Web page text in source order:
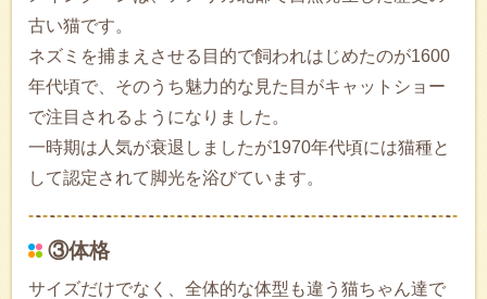
古い猫です。
ネズミを捕まえさせる目的で飼われはじめたのが1600
年代頃で、そのうち魅力的な見た目がキャットショー
で注目されるようになりました。
一時期は人気が衰退しましたが1970年代頃には猫種と
して認定されて脚光を浴びています。
③体格
サイズだけでなく、全体的な体型も違う猫ちゃん達で